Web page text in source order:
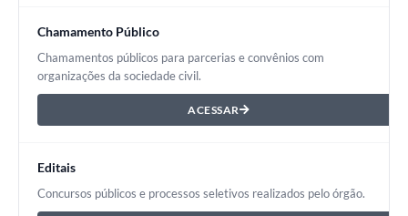
Chamamento Público
Chamamentos públicos para parcerias e convênios com
organizações da sociedade civil.
ACESSAR
Editais
Concursos públicos e processos seletivos realizados pelo órgão.